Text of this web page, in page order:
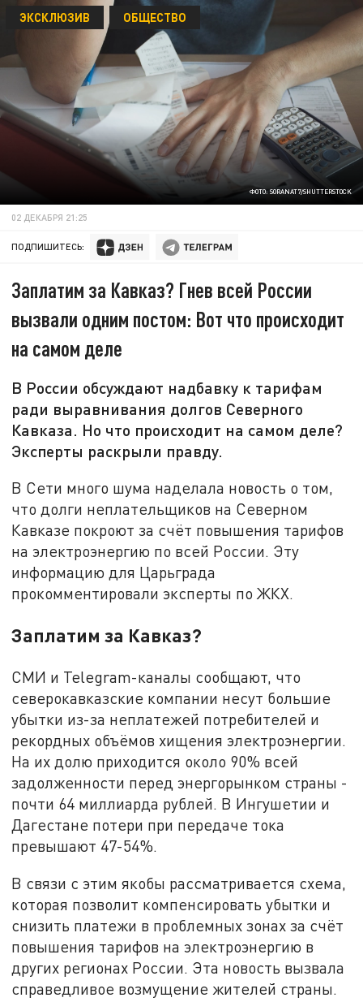
ФОТО: SORANAT7/SHUTTERSTOCK
ЭКСКЛЮЗИВ ОБЩЕСТВО
02 ДЕКАБРЯ 21:25
ПОДПИШИТЕСЬ:
Заплатим за Кавказ? Гнев всей России
вызвали одним постом: Вот что происходит
на самом деле
В России обсуждают надбавку к тарифам
ради выравнивания долгов Северного
Кавказа. Но что происходит на самом деле?
Эксперты раскрыли правду.
В Сети много шума наделала новость о том,
что долги неплательщиков на Северном
Кавказе покроют за счёт повышения тарифов
на электроэнергию по всей России. Эту
информацию для Царьграда
прокомментировали эксперты по ЖКХ.
Заплатим за Кавказ?
СМИ и Telegram-каналы сообщают, что
северокавказские компании несут большие
убытки из-за неплатежей потребителей и
рекордных объёмов хищения электроэнергии.
На их долю приходится около 90% всей
задолженности перед энергорынком страны -
почти 64 миллиарда рублей. В Ингушетии и
Дагестане потери при передаче тока
превышают 47-54%.
В связи с этим якобы рассматривается схема,
которая позволит компенсировать убытки и
снизить платежи в проблемных зонах за счёт
повышения тарифов на электроэнергию в
других регионах России. Эта новость вызвала
справедливое возмущение жителей страны.